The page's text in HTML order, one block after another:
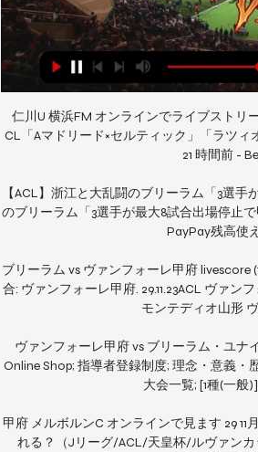
仁川U 横浜FM オンラインでライブストリー
CL「Aマドリード×セルティック」「ラツィ
21 時間前 -
【ACL】浙江と大乱闘のブリーラム「3選
のブリーラム「3選手が最大8試合出場停止
PayPay残高使
ブリーラム vs ヴァンフォーレ甲府 livescore
合: ヴァンフォーレ甲府. 29.11.23ACL ヴァン
モンテディオ山形
ヴァンフォーレ甲府 vs ブリーラム・ユ
Online Shop; 指導者登録制度; 理念・意義・
大会一覧; [1種(一般
甲府 メルボルンC オンラインで見ます 29
れる？（Jリーグ/ACL/天皇杯/ルヴァン